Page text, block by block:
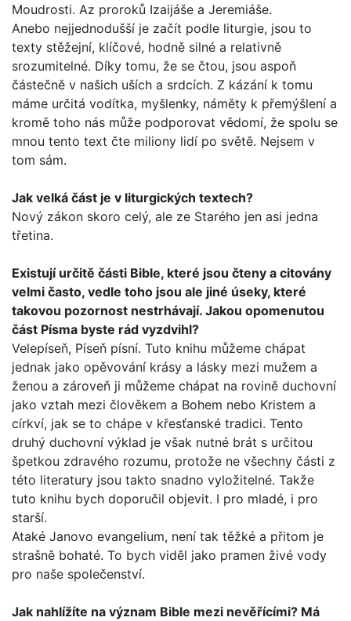
Moudrosti. Az proroků Izaijáše a Jeremiáše.
Anebo nejjednodušší je začít podle liturgie, jsou to
texty stěžejní, klíčové, hodně silné a relativně
srozumitelné. Díky tomu, že se čtou, jsou aspoň
částečně v našich uších a srd­cích. Z kázání k tomu
máme určitá vodítka, myšlenky, náměty k přemýšlení a
kromě toho nás může podporovat vědomí, že spolu se
mnou tento text čte miliony lidí po světě. Nejsem v
tom sám.
Jak velká část je v liturgických textech?
Nový zákon skoro celý, ale ze Starého jen asi jedna
třetina.
Existují určitě části Bible, které jsou čteny a citovány
velmi často, vedle toho jsou ale jiné úseky, které
takovou pozor­nost nestrhávají. Jakou opomenutou
část Písma byste rád vyzdvihl?
Velepíseň, Píseň písní. Tuto knihu můžeme chápat
jednak jako opěvování krásy a lásky mezi mužem a
ženou a zároveň ji můžeme chápat na rovině duchovní
jako vztah mezi člově­kem a Bohem nebo Kristem a
církví, jak se to chápe v křesťan­ské tradici. Tento
druhý duchovní výklad je však nutné brát s určitou
špetkou zdravého rozumu, protože ne všechny části z
této literatury jsou takto snadno vyložitelné. Takže
tuto kni­hu bych doporučil objevit. I pro mladé, i pro
starší.
Ataké Janovo evangelium, není tak těžké a přitom je
strašně bohaté. To bych viděl jako pramen živé vody
pro naše spole­čenství.
Jak nahlížíte na význam Bible mezi nevěřícími? Má